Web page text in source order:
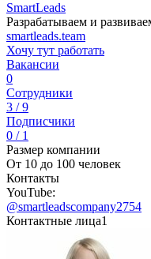
SmartLeads
Разрабатываем и
smartleads.team
Хочу тут работать
Вакансии
0
Сотрудники
3 / 9
Подписчики
0 / 1
Размер компании
От 10 до 100 человек
Контакты
YouTube:
@smartleadscompany2754
Контактные лица1